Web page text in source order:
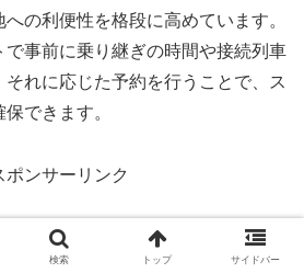
の利便性を格段に高めています。
で事前に乗り継ぎの時間や接続列車
れに応じた予約を行うことで、ス
できます。
ポンサーリンク
検索 トップ サイドバー